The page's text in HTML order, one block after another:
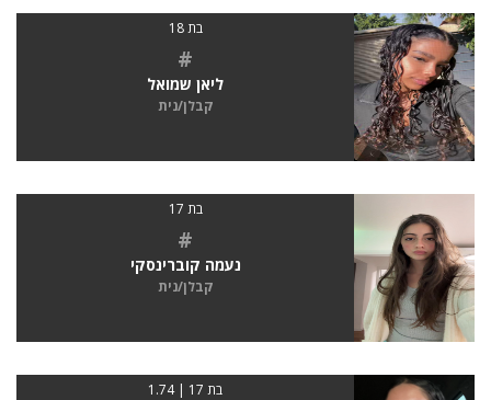
בת 18
#
ליאן שמואל
קבלן/נית
בת 17
#
נעמה קוברינסקי
קבלן/נית
בת 17 | 1.74